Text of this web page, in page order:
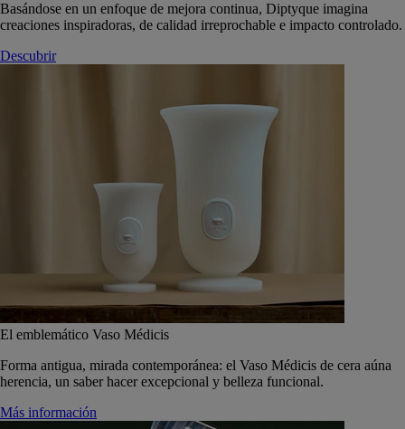
Basándose en un enfoque de mejora continua, Diptyque imagina
creaciones inspiradoras, de calidad irreprochable e impacto controlado.
Descubrir
El emblemático Vaso Médicis
Forma antigua, mirada contemporánea: el Vaso Médicis de cera aúna
herencia, un saber hacer excepcional y belleza funcional.
Más información